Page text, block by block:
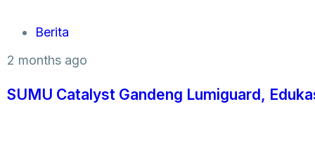
Berita
2 months ago
SUMU Catalyst Gandeng Lumiguard,